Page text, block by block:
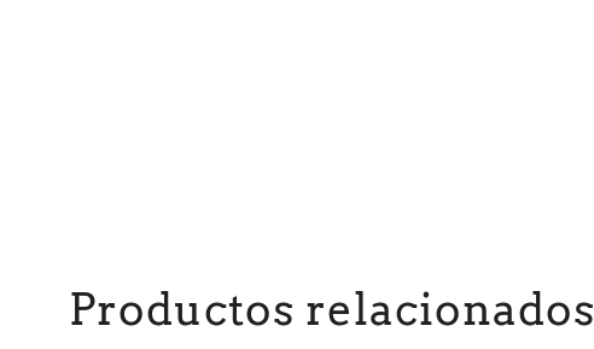
Productos relacionados